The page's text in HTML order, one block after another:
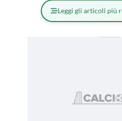
Leggi gli articoli più